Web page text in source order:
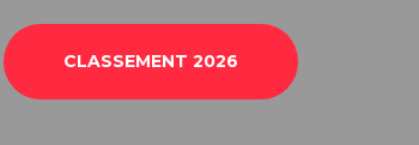
CLASSEMENT 2026